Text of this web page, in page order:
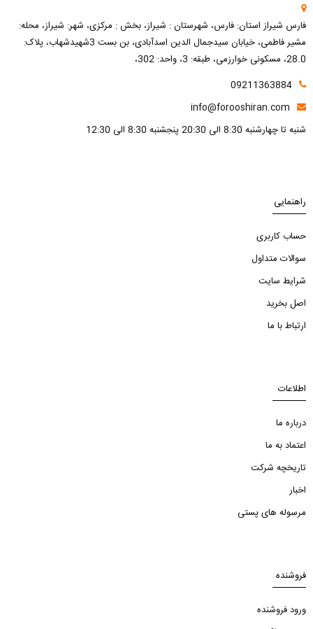
فارس شیراز استان: فارس، شهرستان : شیراز، بخش : مرکزی، شهر: شیراز، محله:
مشیر فاطمی، خیابان سیدجمال الدین اسدآبادی، بن بست 3شهیدشهاب، پلاک:
28.0، مسکونی خوارزمی، طبقه: 3، واحد: 302،
09211363884
info@forooshiran.com
شنبه تا چهارشنبه 8:30 الی 20:30 پنجشنبه 8:30 الی 12:30
راهنمایی
حساب کاربری
سوالات متداول
شرایط سایت
اصل بخرید
ارتباط با ما
اطلاعات
درباره ما
اعتماد به ما
تاریخچه شرکت
اخبار
مرسوله های پستی
فروشنده
ورود فروشنده